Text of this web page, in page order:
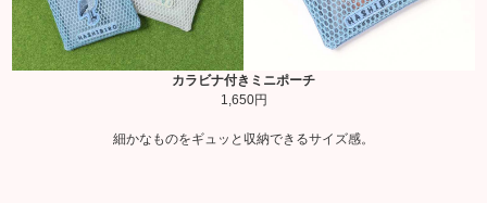
カラビナ付きミニポーチ
1,650円
細かなものをギュッと収納できるサイズ感。